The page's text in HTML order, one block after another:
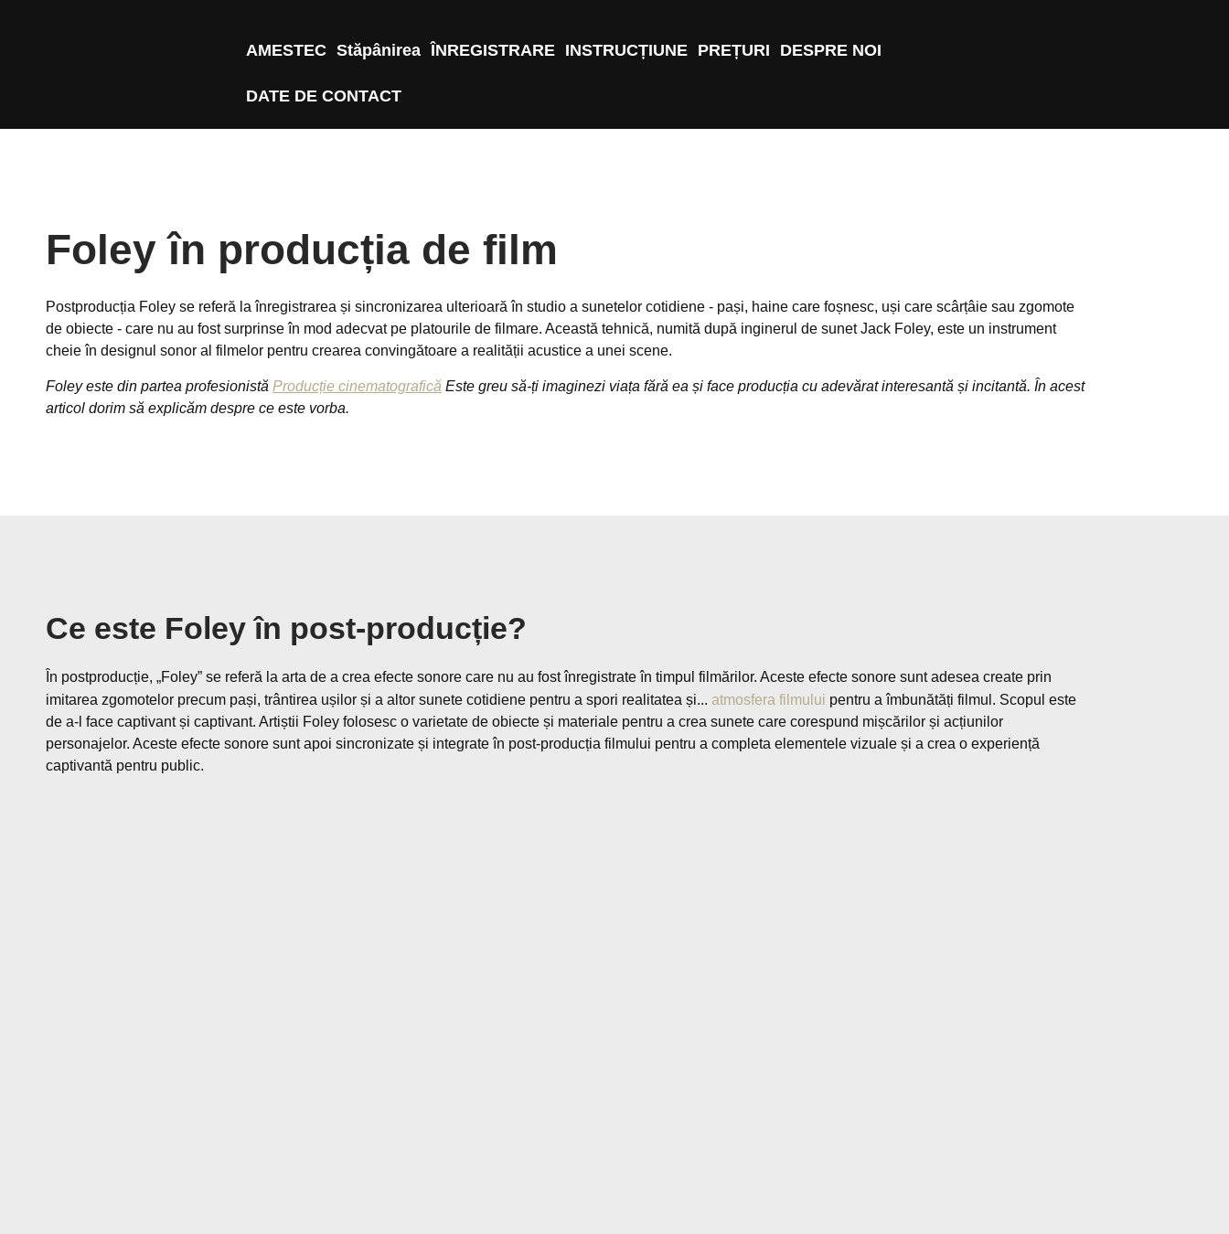
AMESTEC Stăpânirea ÎNREGISTRARE INSTRUCȚIUNE PREȚURI DESPRE NOI
DATE DE CONTACT
Foley în producția de film
Postproducția Foley se referă la înregistrarea și sincronizarea ulterioară în studio a sunetelor cotidiene - pași, haine care foșnesc, uși care scârțâie sau zgomote
de obiecte - care nu au fost surprinse în mod adecvat pe platourile de filmare. Această tehnică, numită după inginerul de sunet Jack Foley, este un instrument
cheie în designul sonor al filmelor pentru crearea convingătoare a realității acustice a unei scene.
Foley este din partea profesionistă Producție cinematografică Este greu să-ți imaginezi viața fără ea și face producția cu adevărat interesantă și incitantă. În acest
articol dorim să explicăm despre ce este vorba.
Ce este Foley în post-producție?
În postproducție, „Foley” se referă la arta de a crea efecte sonore care nu au fost înregistrate în timpul filmărilor. Aceste efecte sonore sunt adesea create prin
imitarea zgomotelor precum pași, trântirea ușilor și a altor sunete cotidiene pentru a spori realitatea și... atmosfera filmului pentru a îmbunătăți filmul. Scopul este
de a-l face captivant și captivant. Artiștii Foley folosesc o varietate de obiecte și materiale pentru a crea sunete care corespund mișcărilor și acțiunilor
personajelor. Aceste efecte sonore sunt apoi sincronizate și integrate în post-producția filmului pentru a completa elementele vizuale și a crea o experiență
captivantă pentru public.